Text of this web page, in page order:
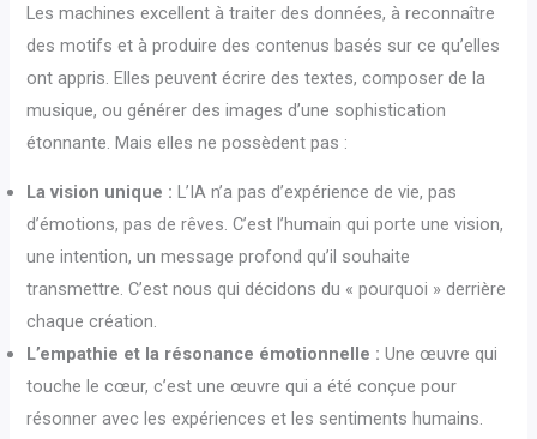
Les machines excellent à traiter des données, à reconnaître
des motifs et à produire des contenus basés sur ce qu’elles
ont appris. Elles peuvent écrire des textes, composer de la
musique, ou générer des images d’une sophistication
étonnante. Mais elles ne possèdent pas :
La vision unique : L’IA n’a pas d’expérience de vie, pas
d’émotions, pas de rêves. C’est l’humain qui porte une vision,
une intention, un message profond qu’il souhaite
transmettre. C’est nous qui décidons du « pourquoi » derrière
chaque création.
L’empathie et la résonance émotionnelle : Une œuvre qui
touche le cœur, c’est une œuvre qui a été conçue pour
résonner avec les expériences et les sentiments humains.